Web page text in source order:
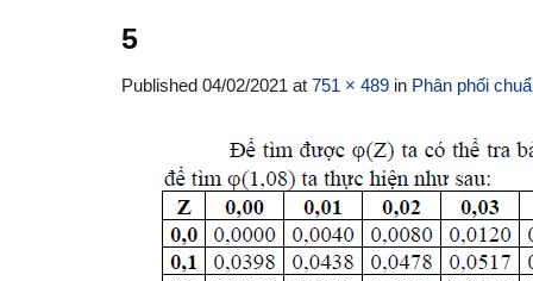
5
Published 04/02/2021 at 751 × 489 in Phân phối